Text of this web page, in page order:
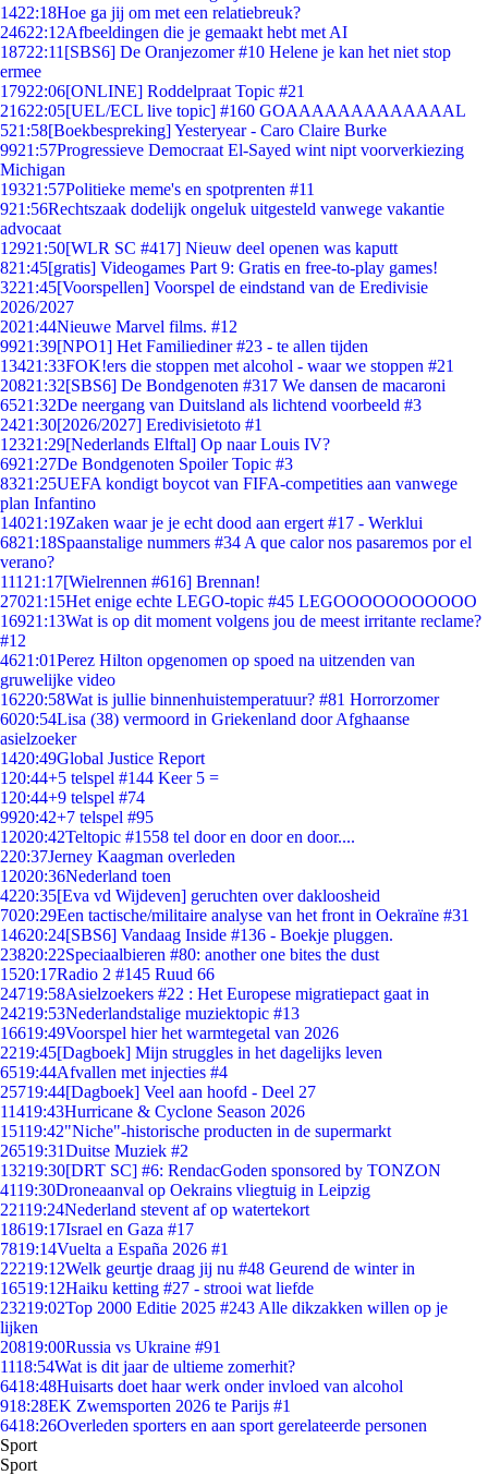
1422:18Hoe ga jij om met een relatiebreuk?
24622:12Afbeeldingen die je gemaakt hebt met AI
18722:11 [SBS6] De Oranjezomer #10 Helene je kan het niet stop
ermee
17922:06[ONLINE] Roddelpraat Topic #21
21622:05[UEL/ECL live topic] #160 GOAAAAAAAAAAAAAL
521:58[Boekbespreking] Yesteryear - Caro Claire Burke
9921:57Progressieve Democraat El-Sayed wint nipt voorverkiezing
Michigan
19321:57Politieke meme's en spotprenten #11
921:56Rechtszaak dodelijk ongeluk uitgesteld vanwege vakantie
advocaat
12921:50[WLR SC #417] Nieuw deel openen was kaputt
821:45[gratis] Videogames Part 9: Gratis en free-to-play games!
3221:45[Voorspellen] Voorspel de eindstand van de Eredivisie
2026/2027
2021:44Nieuwe Marvel films. #12
9921:39[NPO1] Het Familiediner #23 - te allen tijden
13421:33FOK!ers die stoppen met alcohol - waar we stoppen #21
20821:32[SBS6] De Bondgenoten #317 We dansen de macaroni
6521:32De neergang van Duitsland als lichtend voorbeeld #3
2421:30[2026/2027] Eredivisietoto #1
12321:29[Nederlands Elftal] Op naar Louis IV?
6921:27De Bondgenoten Spoiler Topic #3
8321:25UEFA kondigt boycot van FIFA-competities aan vanwege
plan Infantino
14021:19Zaken waar je je echt dood aan ergert #17 - Werklui
6821:18Spaanstalige nummers #34 A que calor nos pasaremos por el
verano?
111 21:17[Wielrennen #616] Brennan!
27021:15Het enige echte LEGO-topic #45 LEGOOOOOOOOOOO
16921:13Wat is op dit moment volgens jou de meest irritante reclame?
#12
4621:01Perez Hilton opgenomen op spoed na uitzenden van
gruwelijke video
16220:58Wat is jullie binnenhuistemperatuur? #81 Horrorzomer
6020:54Lisa (38) vermoord in Griekenland door Afghaanse
asielzoeker
1420:49Global Justice Report
1 20:44+5 telspel #144 Keer 5 =
1 20:44+9 telspel #74
9920:42+7 telspel #95
12020:42Teltopic #1558 tel door en door en door....
220:37Jerney Kaagman overleden
12020:36Nederland toen
4220:35[Eva vd Wijdeven] geruchten over dakloosheid
7020:29Een tactische/militaire analyse van het front in Oekraïne #31
14620:24[SBS6] Vandaag Inside #136 - Boekje pluggen.
23820:22Speciaalbieren #80: another one bites the dust
1520:17Radio 2 #145 Ruud 66
24719:58Asielzoekers #22 : Het Europese migratiepact gaat in
24219:53Nederlandstalige muziektopic #13
16619:49Voorspel hier het warmtegetal van 2026
2219:45[Dagboek] Mijn struggles in het dagelijks leven
6519:44Afvallen met injecties #4
25719:44[Dagboek] Veel aan hoofd - Deel 27
11419:43Hurricane & Cyclone Season 2026
15119:42"Niche"-historische producten in de supermarkt
26519:31Duitse Muziek #2
13219:30[DRT SC] #6: RendacGoden sponsored by TONZON
4119:30Droneaanval op Oekrains vliegtuig in Leipzig
22119:24Nederland stevent af op watertekort
18619:17Israel en Gaza #17
7819:14Vuelta a España 2026 #1
22219:12Welk geurtje draag jij nu #48 Geurend de winter in
16519:12Haiku ketting #27 - strooi wat liefde
23219:02Top 2000 Editie 2025 #243 Alle dikzakken willen op je
lijken
20819:00Russia vs Ukraine #91
1118:54Wat is dit jaar de ultieme zomerhit?
6418:48Huisarts doet haar werk onder invloed van alcohol
918:28EK Zwemsporten 2026 te Parijs #1
6418:26Overleden sporters en aan sport gerelateerde personen
Sport
Sport